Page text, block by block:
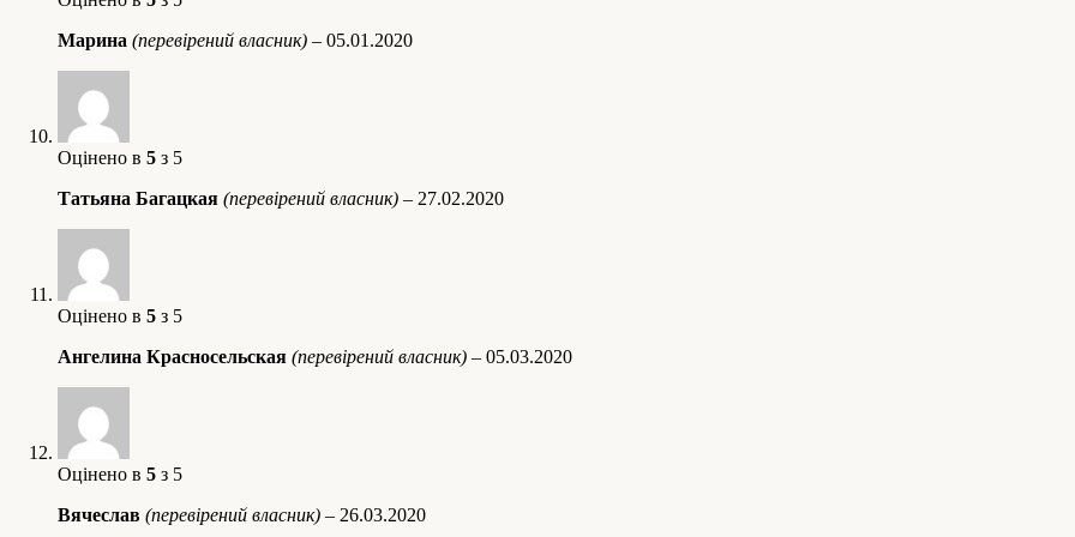
Марина (перевірений власник) – 05.01.2020
Оцінено в 5 з 5
Татьяна Багацкая (перевірений власник) – 27.02.2020
Оцінено в 5 з 5
Ангелина Красносельская (перевірений власник) – 05.03.2020
Оцінено в 5 з 5
Вячеслав (перевірений власник) – 26.03.2020